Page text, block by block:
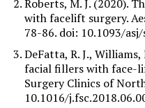
Roberts, M. J. (2020).
with facelift surgery.
78-86. doi: 10.1093/asj/
DeFatta, R. J.,
facial fillers with face-
Surgery Clinics of
10.1016/